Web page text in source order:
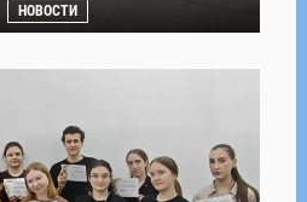
НОВОСТИ